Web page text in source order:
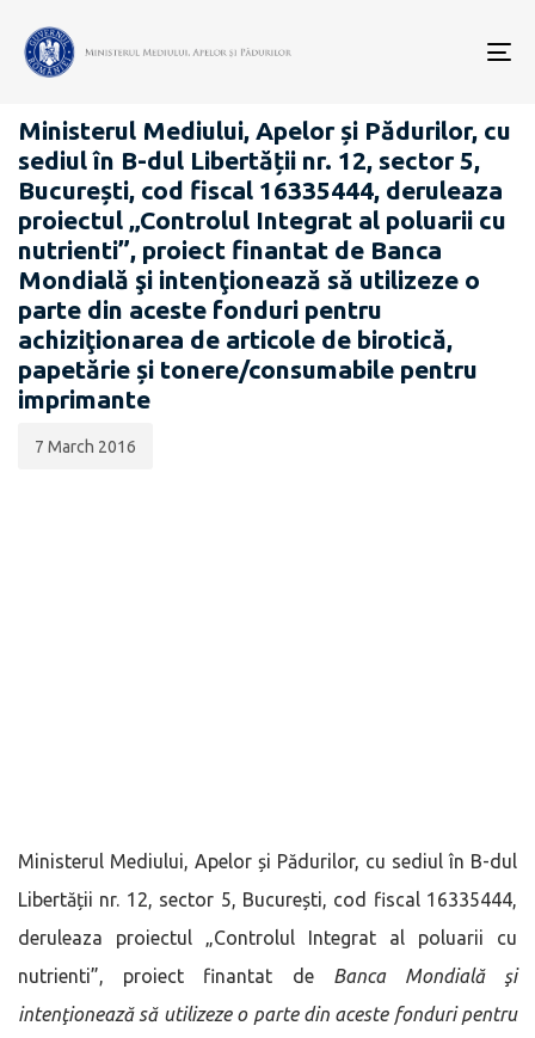
ANUNȚURI - ACHIZIȚII PUBLICE
Ministerul Mediului, Apelor și Pădurilor, cu
sediul în B-dul Libertății nr. 12, sector 5,
București, cod fiscal 16335444, deruleaza
proiectul „Controlul Integrat al poluarii cu
nutrienti”, proiect finantat de Banca
Mondială şi intenţionează să utilizeze o
parte din aceste fonduri pentru
achiziţionarea de articole de birotică,
papetărie și tonere/consumabile pentru
imprimante
publicării:
7 March 2016
Ministerul Mediului, Apelor și Pădurilor, cu sediul în B-dul
Libertății nr. 12, sector 5, București, cod fiscal 16335444,
deruleaza proiectul „Controlul Integrat al poluarii cu
nutrienti”, proiect finantat de Banca Mondială şi
intenţionează să utilizeze o parte din aceste fonduri pentru